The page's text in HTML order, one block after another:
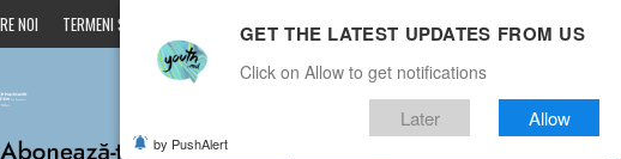
NOI TERMENI ȘI CONDIȚII CONTACTE
GET THE LATEST UPDATES FROM US
Click on Allow to get notifications
Later Allow
by PushAlert